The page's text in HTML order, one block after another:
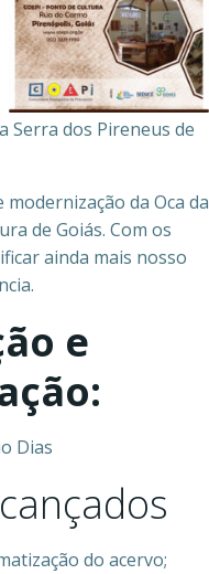
Serra dos Pireneus de
da Oca da
de Goiás. Com os
ainda mais nosso
e
Dias
do acervo;